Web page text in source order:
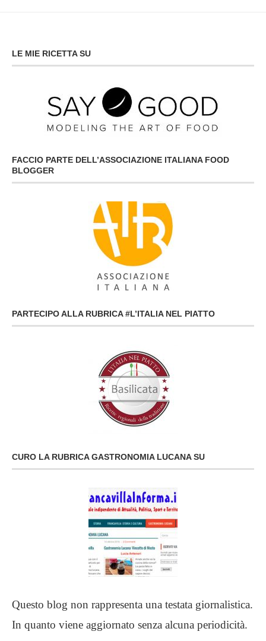
LE MIE RICETTA SU
FACCIO PARTE DELL’ASSOCIAZIONE ITALIANA FOOD
BLOGGER
PARTECIPO ALLA RUBRICA #L’ITALIA NEL PIATTO
CURO LA RUBRICA GASTRONOMIA LUCANA SU
Questo blog non rappresenta una testata giornalistica.
In quanto viene aggiornato senza alcuna periodicità.